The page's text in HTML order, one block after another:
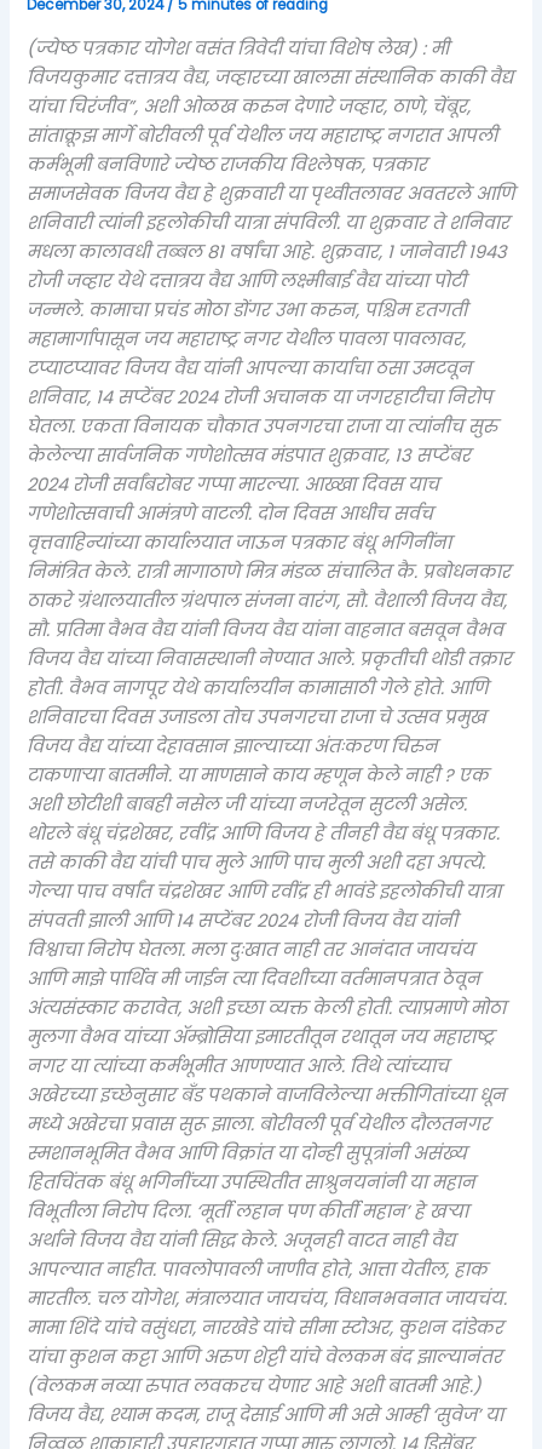
December 30, 2024/5 minutes of reading
(ज्येष्ठ पत्रकार योगेश वसंत त्रिवेदी यांचा विशेष लेख) : मी
विजयकुमार दत्तात्रय वैद्य, जव्हारच्या खालसा संस्थानिक काकी वैद्य
यांचा चिरंजीव”, अशी ओळख करुन देणारे जव्हार, ठाणे, चेंबूर,
सांताक्रूझ मार्गे बोरीवली पूर्व येथील जय महाराष्ट्र नगरात आपली
कर्मभूमी बनविणारे ज्येष्ठ राजकीय विश्लेषक, पत्रकार
समाजसेवक विजय वैद्य हे शुक्रवारी या पृथ्वीतलावर अवतरले आणि
शनिवारी त्यांनी इहलोकीची यात्रा संपविली. या शुक्रवार ते शनिवार
मधला कालावधी तब्बल ८१ वर्षांचा आहे. शुक्रवार, १ जानेवारी १९४३
रोजी जव्हार येथे दत्तात्रय वैद्य आणि लक्ष्मीबाई वैद्य यांच्या पोटी
जन्मले. कामाचा प्रचंड मोठा डोंगर उभा करुन, पश्चिम दृतगती
महामार्गापासून जय महाराष्ट्र नगर येथील पावला पावलावर,
टप्याटप्यावर विजय वैद्य यांनी आपल्या कार्याचा ठसा उमटवून
शनिवार, १४ सप्टेंबर २०२४ रोजी अचानक या जगरहाटीचा निरोप
घेतला. एकता विनायक चौकात उपनगरचा राजा या त्यांनीच सुरु
केलेल्या सार्वजनिक गणेशोत्सव मंडपात शुक्रवार, १३ सप्टेंबर
२०२४ रोजी सर्वांबरोबर गप्पा मारल्या. आख्खा दिवस याच
गणेशोत्सवाची आमंत्रणे वाटली. दोन दिवस आधीच सर्वच
वृत्तवाहिन्यांच्या कार्यालयात जाऊन पत्रकार बंधू भगिनींना
निमंत्रित केले. रात्री मागाठाणे मित्र मंडळ संचालित कै. प्रबोधनकार
ठाकरे ग्रंथालयातील ग्रंथपाल संजना वारंग, सौ. वैशाली विजय वैद्य,
सौ. प्रतिमा वैभव वैद्य यांनी विजय वैद्य यांना वाहनात बसवून वैभव
विजय वैद्य यांच्या निवासस्थानी नेण्यात आले. प्रकृतीची थोडी तक्रार
होती. वैभव नागपूर येथे कार्यालयीन कामासाठी गेले होते. आणि
शनिवारचा दिवस उजाडला तोच उपनगरचा राजा चे उत्सव प्रमुख
विजय वैद्य यांच्या देहावसान झाल्याच्या अंतःकरण चिरुन
टाकणाऱ्या बातमीने. या माणसाने काय म्हणून केले नाही ? एक
अशी छोटीशी बाबही नसेल जी यांच्या नजरेतून सुटली असेल.
थोरले बंधू चंद्रशेखर, रवींद्र आणि विजय हे तीनही वैद्य बंधू पत्रकार.
तसे काकी वैद्य यांची पाच मुले आणि पाच मुली अशी दहा अपत्ये.
गेल्या पाच वर्षांत चंद्रशेखर आणि रवींद्र ही भावंडे इहलोकीची यात्रा
संपवती झाली आणि १४ सप्टेंबर २०२४ रोजी विजय वैद्य यांनी
विश्वाचा निरोप घेतला. मला दुःखात नाही तर आनंदात जायचंय
आणि माझे पार्थिव मी जाईन त्या दिवशीच्या वर्तमानपत्रात ठेवून
अंत्यसंस्कार करावेत, अशी इच्छा व्यक्त केली होती. त्याप्रमाणे मोठा
मुलगा वैभव यांच्या ॲम्ब्रोसिया इमारतीतून रथातून जय महाराष्ट्र
नगर या त्यांच्या कर्मभूमीत आणण्यात आले. तिथे त्यांच्याच
अखेरच्या इच्छेनुसार बॅंड पथकाने वाजविलेल्या भक्तीगितांच्या धून
मध्ये अखेरचा प्रवास सुरू झाला. बोरीवली पूर्व येथील दौलतनगर
स्मशानभूमित वैभव आणि विक्रांत या दोन्ही सुपूत्रांनी असंख्य
हितचिंतक बंधू भगिनींच्या उपस्थितीत साश्रुनयनांनी या महान
विभूतीला निरोप दिला. ‘मूर्ती लहान पण कीर्ती महान’ हे खऱ्या
अर्थाने विजय वैद्य यांनी सिद्ध केले. अजूनही वाटत नाही वैद्य
आपल्यात नाहीत. पावलोपावली जाणीव होते, आत्ता येतील, हाक
मारतील. चल योगेश, मंत्रालयात जायचंय, विधानभवनात जायचंय.
मामा शिंदे यांचे वसुंधरा, नारखेडे यांचे सीमा स्टोअर, कुशन दांडेकर
यांचा कुशन कट्टा आणि अरुण शेट्टी यांचे वेलकम बंद झाल्यानंतर
(वेलकम नव्या रुपात लवकरच येणार आहे अशी बातमी आहे.)
विजय वैद्य, श्याम कदम, राजू देसाई आणि मी असे आम्ही ‘सुवेज’ या
निव्वळ शाकाहारी उपहारगृहात गप्पा मारु लागलो. १४ डिसेंबर